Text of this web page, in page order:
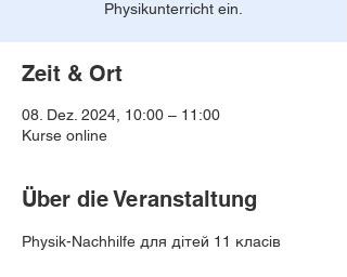
Physikunterricht ein.
Zeit & Ort
08. Dez. 2024, 10:00 – 11:00
Kurse online
Über die Veranstaltung
Physik-Nachhilfe для дітей 11 класів